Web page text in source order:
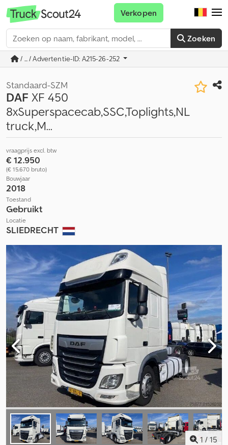
Zoeken
Verkopen
/ ... / Advertentie-ID: A215-26-252
Standaard-SZM
DAF XF 450
8xSuperspacecab,SSC,Toplights,NL
truck,M...
vraagprijs excl. btw
€ 12.950
(€ 15.670 bruto)
Bouwjaar
2018
Toestand
Gebruikt
Locatie
SLIEDRECHT
1 / 15